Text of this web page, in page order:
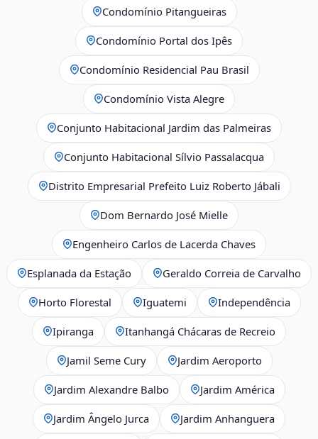
Condomínio Pitangueiras
Condomínio Portal dos Ipês
Condomínio Residencial Pau Brasil
Condomínio Vista Alegre
Conjunto Habitacional Jardim das Palmeiras
Conjunto Habitacional Sílvio Passalacqua
Distrito Empresarial Prefeito Luiz Roberto Jábali
Dom Bernardo José Mielle
Engenheiro Carlos de Lacerda Chaves
Esplanada da Estação Geraldo Correia de Carvalho
Horto Florestal Iguatemi Independência
Ipiranga Itanhangá Chácaras de Recreio
Jamil Seme Cury Jardim Aeroporto
Jardim Alexandre Balbo Jardim América
Jardim Ângelo Jurca Jardim Anhanguera